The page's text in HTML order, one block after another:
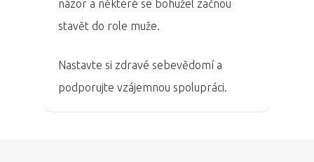
názor a některé se bohužel začnou
stavět do role muže.
Nastavte si zdravé sebevědomí a
podporujte vzájemnou spolupráci.